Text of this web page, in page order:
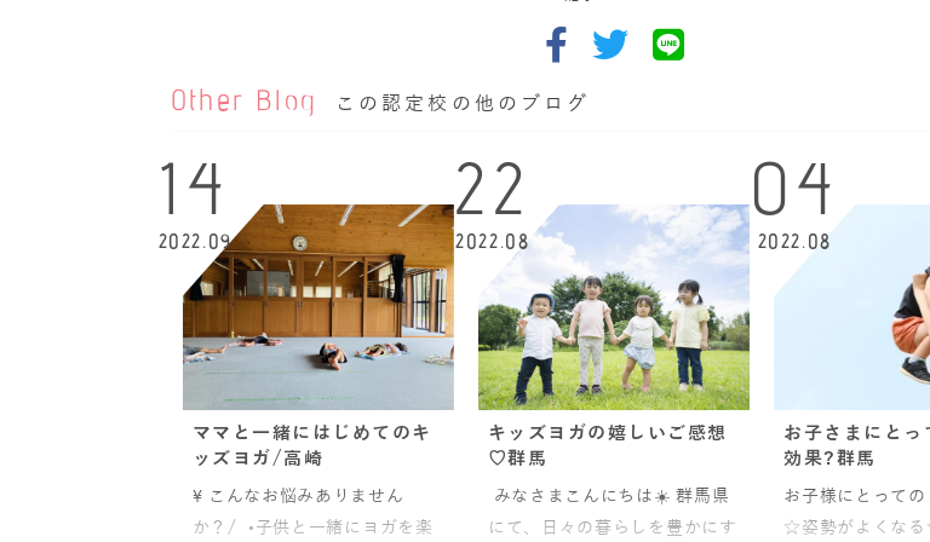
Other Blog この認定校の他のブログ
14
2022.09
ママと一緒にはじめてのキ
ッズヨガ/高崎
\ こんなお悩みありません
か？/ •子供と一緒にヨガを楽
22
2022.08
キッズヨガの嬉しいご感想
♡群馬
みなさまこんにちは☀️ 群馬県
にて、日々の暮らしを豊かにす
04
2022.08
お子さまにとっ
効果?群馬
お子様にとって
☆姿勢がよくな